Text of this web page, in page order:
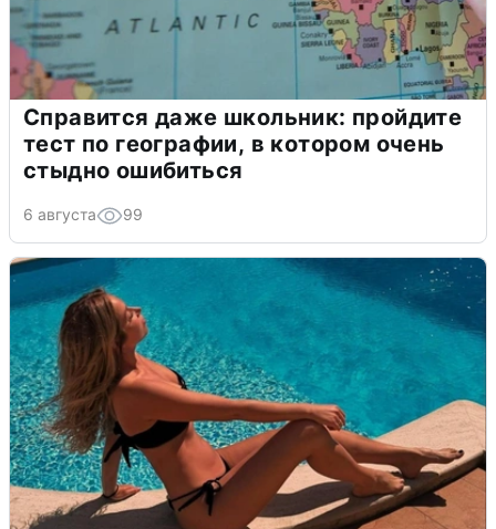
Справится даже школьник: пройдите
тест по географии, в котором очень
стыдно ошибиться
6 августа 99